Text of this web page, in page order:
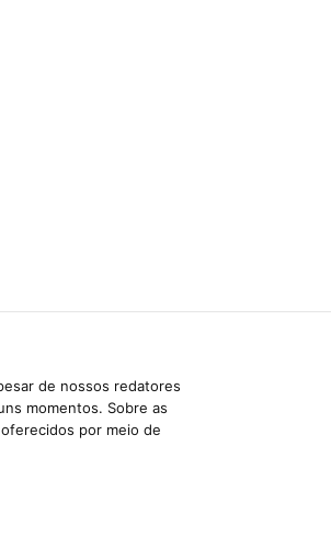
de nossos redatores
momentos. Sobre as
por meio de